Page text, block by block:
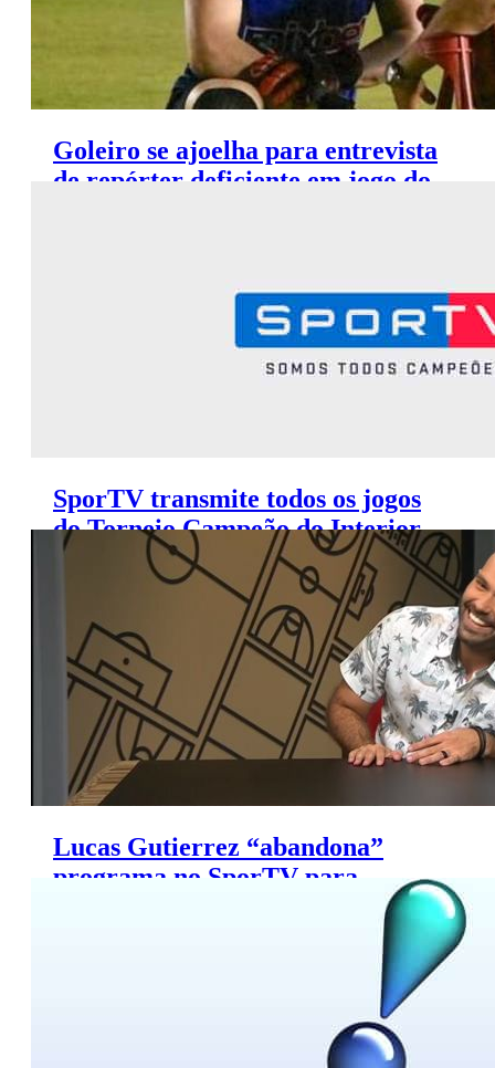
Goleiro se ajoelha para entrevista
de repórter deficiente em jogo do
SporTV transmite todos os jogos
do Torneio Campeão do Interior
do Paulistão
Lucas Gutierrez “abandona”
programa no SporTV para